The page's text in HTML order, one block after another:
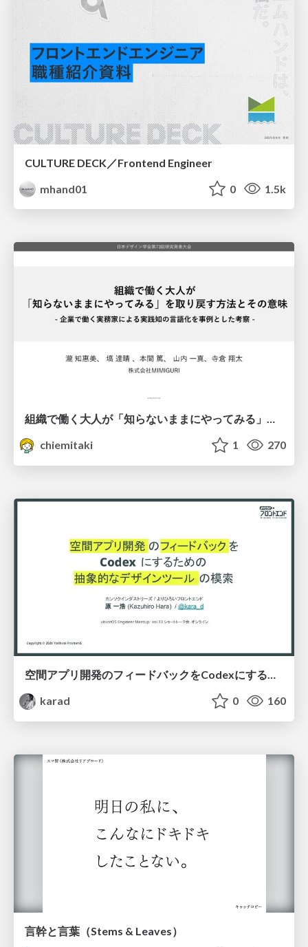
CULTURE DECK／Frontend Engineer
mhand01
0 1.5k
組織で働く大人が「知らないままにやってみる」を取り戻す方法とその意味〜企業で働く実務家による実践知の言語化を事例とした考察〜
chiemitaki
1 270
空間アプリ開発のフィードバックをCodexにするための抽象的なデザインツールの模索
karad
0 160
言幹と言葉（Stems & Leaves）